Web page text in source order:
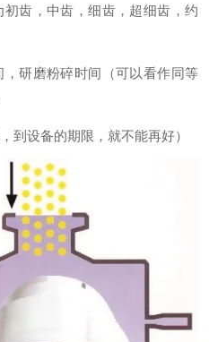
齿，中齿，细齿，超细齿，约
研磨粉碎时间（可以看作同等
到设备的期限，就不能再好）